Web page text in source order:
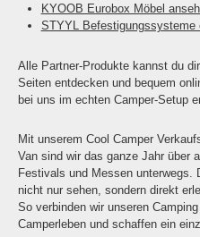
KYOOB Eurobox Möbel
STYYL Befestigungssysteme
Alle Partner-Produkte kannst du
Seiten entdecken und bequem
bei uns im echten Camper-Setup
Mit unserem Cool Camper
Van sind wir das ganze Jahr über
Festivals und Messen unterwegs.
nicht nur sehen, sondern direkt
So verbinden wir unseren
Camperleben und schaffen ein